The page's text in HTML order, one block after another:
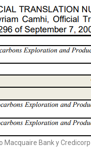
Macquaire Bank y